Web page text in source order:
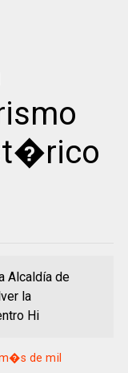
Alcaldía de
la
Hi
de mil